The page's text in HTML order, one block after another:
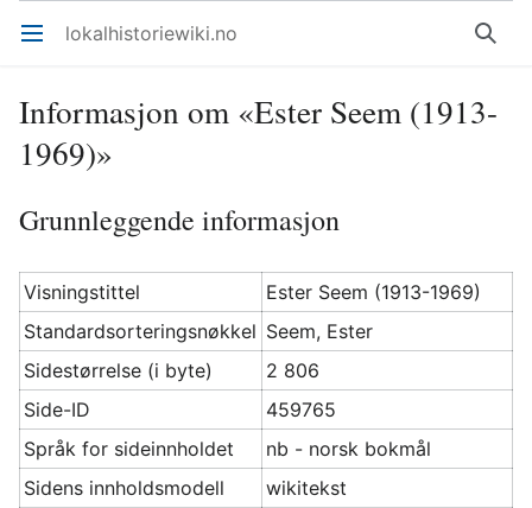
Åpne hovedmenyen lokalhistoriewiki.no Søk
Informasjon om «Ester Seem (1913-
1969)»
Grunnleggende informasjon
Visningstittel
Ester Seem (1913-1969)
Standardsorteringsnøkkel Seem, Ester
Sidestørrelse (i byte)
2 806
Side-ID
459765
Språk for sideinnholdet
nb - norsk bokmål
Sidens innholdsmodell
wikitekst